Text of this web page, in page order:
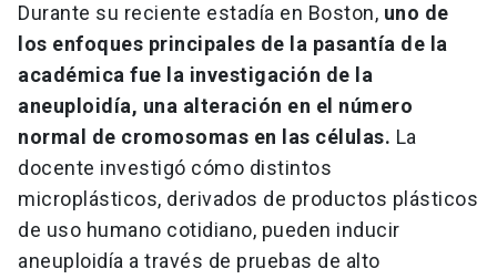
Durante su reciente estadía en Boston, uno de
los enfoques principales de la pasantía de la
académica fue la investigación de la
aneuploidía, una alteración en el número
normal de cromosomas en las células. La
docente investigó cómo distintos
microplásticos, derivados de productos plásticos
de uso humano cotidiano, pueden inducir
aneuploidía a través de pruebas de alto